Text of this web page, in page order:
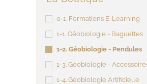
0-1. Formations E-Learning
1-1. Géobiologie - Baguettes
1-2. Géobiologie - Pendules
1-3. Géobiologie -
1-4. Géobiologie Artificielle